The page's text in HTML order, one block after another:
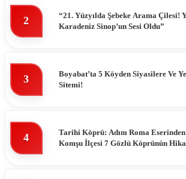
2
“21. Yüzyılda Şebeke Arama Çilesi!
Karadeniz Sinop’un Sesi Oldu”
3
Boyabat’ta 5 Köyden Siyasilere Ve
Sitemi!
4
Tarihi Köprü: Adını Roma
Komşu İlçesi 7 Gözlü Köprünün